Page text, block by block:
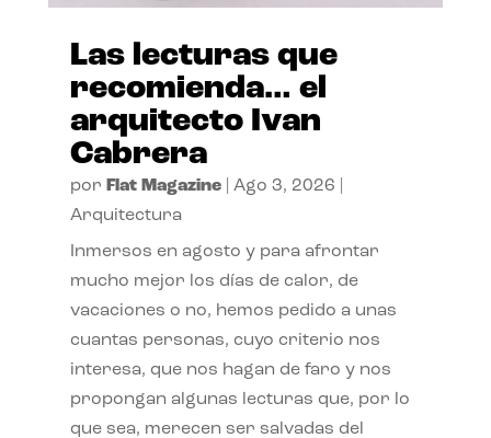
Las lecturas que
recomienda… el
arquitecto Ivan
Cabrera
por Flat Magazine| Ago 3, 2026
Arquitectura
Inmersos en agosto y para afrontar
mucho mejor los días de calor, de
vacaciones o no, hemos pedido a unas
cuantas personas, cuyo criterio nos
interesa, que nos hagan de faro y nos
propongan algunas lecturas que, por lo
que sea, merecen ser salvadas del